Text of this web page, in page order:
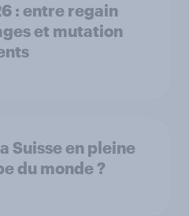
: entre regain
et mutation
Suisse en pleine
du monde ?